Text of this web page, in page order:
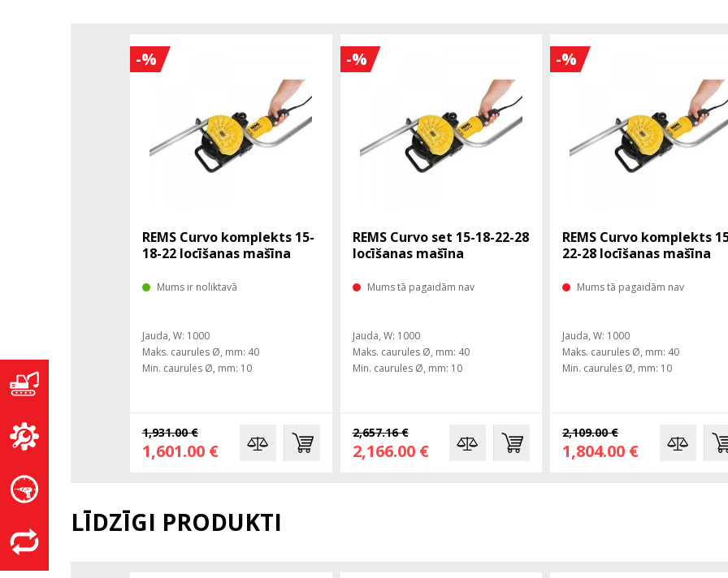
-%
REMS Curvo komplekts 15-
18-22 locīšanas mašīna
Mums ir noliktavā
Jauda, ​​W: 1000
Maks. caurules Ø, mm: 40
Min. caurules Ø, mm: 10
1,931.00 €
1,601.00 €
-%
REMS Curvo set 15-18-22-28
locīšanas mašīna
Mums tā pagaidām nav
Jauda, ​​W: 1000
Maks. caurules Ø, mm: 40
Min. caurules Ø, mm: 10
2,657.16 €
2,166.00 €
-%
REMS Curvo komplekts
22-28 locīšanas mašīna
Mums tā pagaidām nav
Jauda, ​​W: 1000
Maks. caurules Ø, mm: 40
Min. caurules Ø, mm: 10
2,109.00 €
1,804.00 €
LĪDZĪGI PRODUKTI